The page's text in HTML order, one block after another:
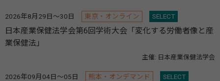
2026年8月29日～30日 東京・オンライン SELECT
日本産業保健法学会第6回学術大会「変化する労働者像と産
業保健法」
主催: 日本産業保健法学会
2026年09月04日～05日 熊本・オンデマンド SELECT